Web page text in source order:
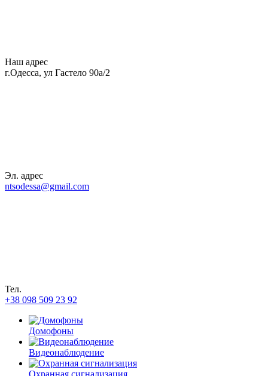
Наш адрес
г.Одесса, ул Гастело 90а/2
Эл. адрес
ntsodessa@gmail.com
Тел.
+38 098 509 23 92
Домофоны
Видеонаблюдение
Охранная сигнализация